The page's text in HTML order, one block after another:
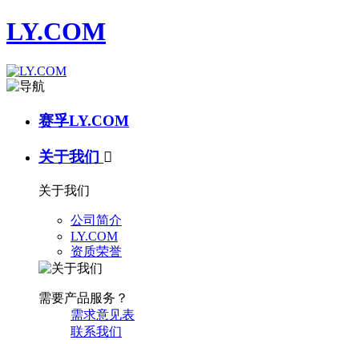
LY.COM
赛孚LY.COM
关于我们 
关于我们
公司简介
LY.COM
资质荣誉
需要产品服务？
需求意见表
联系我们